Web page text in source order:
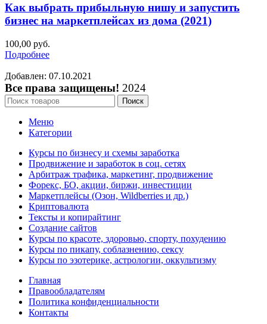
Как выбрать прибыльную нишу и запустить
бизнес на маркетплейсах из дома (2021)
100,00 руб.
Подробнее
Добавлен: 07.10.2021
Все права защищены! 2024
Поиск
Меню
Категории
Курсы по бизнесу и схемы заработка
Продвижение и заработок в соц. сетях
Арбитраж трафика, маркетинг, продвижение
Форекс, БО, акции, биржи, инвестиции
Маркетплейсы (Озон, Wildberries и др.)
Криптовалюта
Тексты и копирайтинг
Создание сайтов
Курсы по красоте, здоровью, спорту, похудению
Курсы по пикапу, соблазнению, сексу
Курсы по эзотерике, астрологии, оккультизму
Главная
Правообладателям
Политика конфиденциальности
Контакты